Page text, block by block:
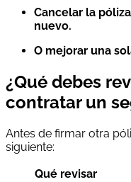
Cancelar la
nuevo.
O mejorar una
¿Qué debes
contratar un
Antes de firmar otra
siguiente:
Qué revisar